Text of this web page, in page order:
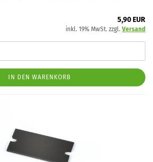
5,90 EUR
inkl. 19% MwSt. zzgl. Versand
IN DEN WARENKORB